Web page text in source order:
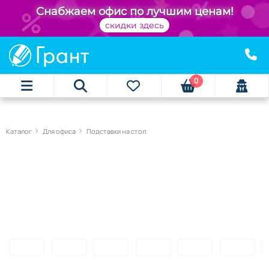
Снабжаем офис по лучшим ценам!
скидки здесь
0
Каталог Для офиса Подставки на стол